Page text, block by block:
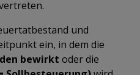
und
ein, in dem die
bewirkt oder die